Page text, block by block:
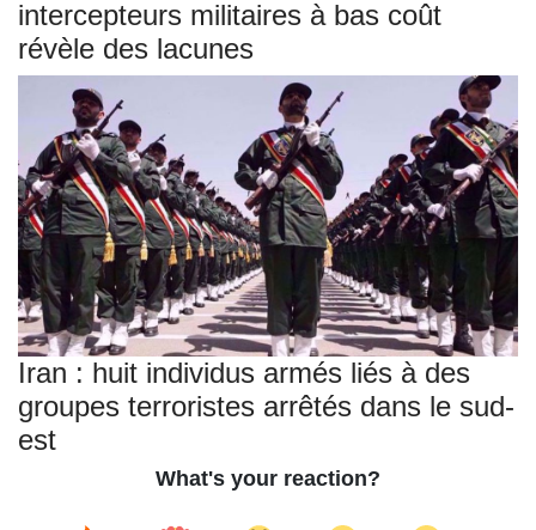
intercepteurs militaires à bas coût
révèle des lacunes
Iran : huit individus armés liés à des
groupes terroristes arrêtés dans le sud-
est